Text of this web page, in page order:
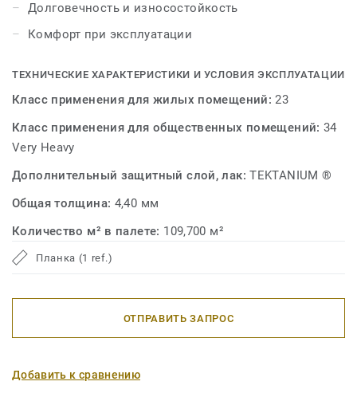
Долговечность и износостойкость
Комфорт при эксплуатации
ТЕХНИЧЕСКИЕ ХАРАКТЕРИСТИКИ И УСЛОВИЯ ЭКСПЛУАТАЦИИ
Класс применения для жилых помещений:23
Класс применения для общественных помещений:34
Very Heavy
Дополнительный защитный слой, лак:TEKTANIUM ®
Общая толщина: 4,40 мм
Количество м² в палете: 109,700 м²
Планка (1 ref.)
ОТПРАВИТЬ ЗАПРОС
Добавить к сравнению